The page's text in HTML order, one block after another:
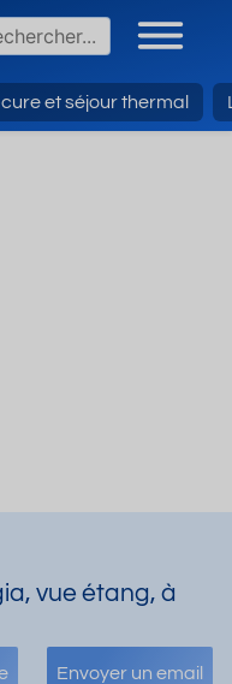
et séjour thermal
vue étang, à
Envoyer un email